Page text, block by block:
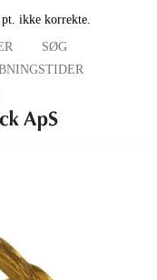
pt. ikke korrekte.
SØG